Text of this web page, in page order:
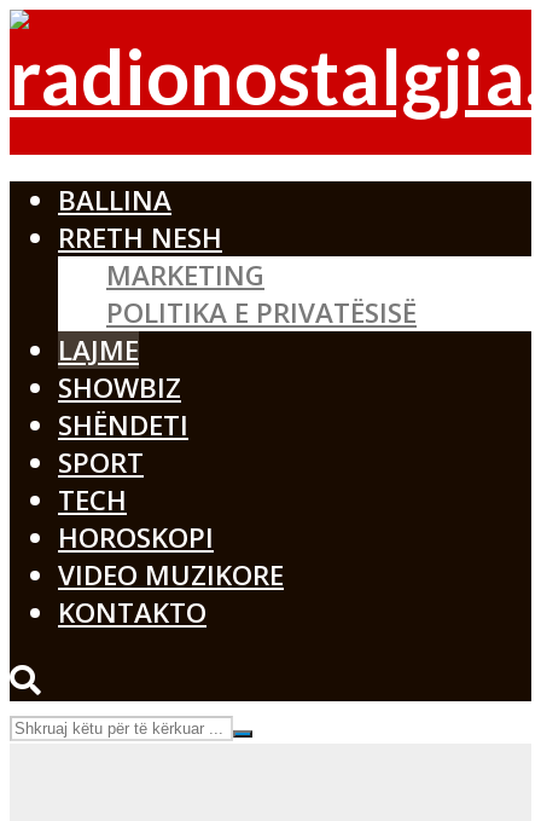
BALLINA
RRETH NESH
MARKETING
POLITIKA E PRIVATËSISË
LAJME
SHOWBIZ
SHËNDETI
SPORT
TECH
HOROSKOPI
VIDEO MUZIKORE
KONTAKTO